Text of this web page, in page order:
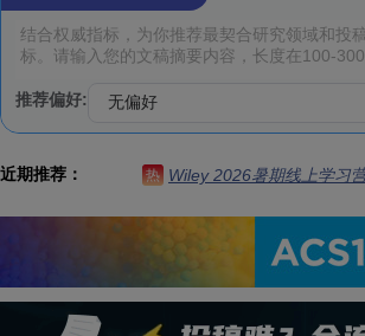
推荐偏好:
近期推荐： 热 Wiley 2026暑期线上学习